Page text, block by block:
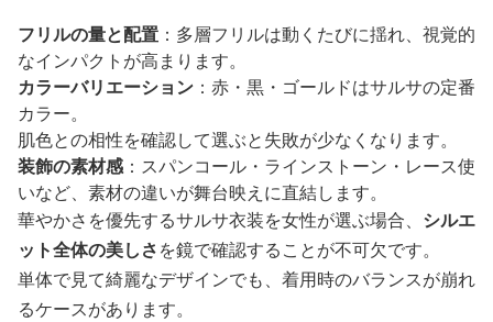
フリルの量と配置 ：多層フリルは動くたびに揺れ、視覚的
なインパクトが高まります。
カラーバリエーション ：赤・黒・ゴールドはサルサの定番
カラー。
肌色との相性を確認して選ぶと失敗が少なくなります。
装飾の素材感：スパンコール・ラインストーン・レース使
いなど、素材の違いが舞台映えに直結します。
華やかさを優先するサルサ衣装を女性が選ぶ場合、 シルエ
ット全体の美しさを鏡で確認することが不可欠です。
単体で見て綺麗なデザインでも、着用時のバランスが崩れ
るケースがあります。